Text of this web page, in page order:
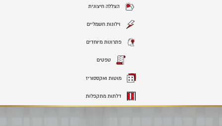
הצללה חיצונית
וילונות חשמליים
פתרונות מיוחדים
טפטים
מוטות ואקססוריז
דלתות מתקפלות